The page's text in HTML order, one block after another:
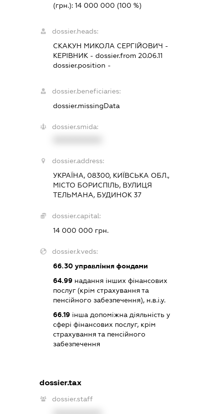
(грн.): 14 000 000 (100 %)
dossier.heads:
СКАКУН МИКОЛА СЕРГІЙОВИЧ -
КЕРІВНИК - dossier.from 20.06.11
dossier.position -
dossier.beneficiaries:
dossier.missingData
dossier.smida:
dossier.address:
УКРАЇНА, 08300, КИЇВСЬКА ОБЛ.,
МІСТО БОРИСПІЛЬ, ВУЛИЦЯ
ТЕЛЬМАНА, БУДИНОК 37
dossier.capital:
14 000 000 грн.
dossier.kveds:
66.30управління фондами
64.99надання інших фінансових
послуг (крім страхування та
пенсійного забезпечення), н.в.і.у.
66.19інша допоміжна діяльність у
сфері фінансових послуг, крім
страхування та пенсійного
забезпечення
dossier.tax
dossier.staff